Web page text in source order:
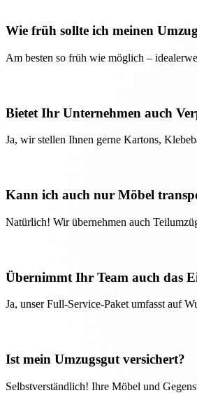
Wie früh sollte ich meinen
Am besten so früh wie möglich –
Bietet Ihr Unternehmen auch
Ja, wir stellen Ihnen gerne Kartons,
Kann ich auch nur Möbel
Natürlich! Wir übernehmen auch
Übernimmt Ihr Team auch das
Ja, unser Full-Service-Paket umfasst auf
Ist mein Umzugsgut versichert?
Selbstverständlich! Ihre Möbel und